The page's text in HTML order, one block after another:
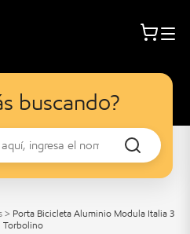
buscando?
> Porta Bicicleta Aluminio Modula Italia 3
Torbolino